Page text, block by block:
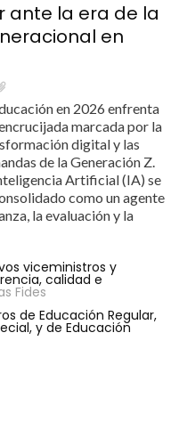
ante la era de la
en
en 2026 enfrenta
marcada por la
digital y las
de la Generación Z.
Artificial (IA) se
como un agente
la evaluación y la
viceministros y
calidad e
Fides
de Educación Regular,
y de Educación